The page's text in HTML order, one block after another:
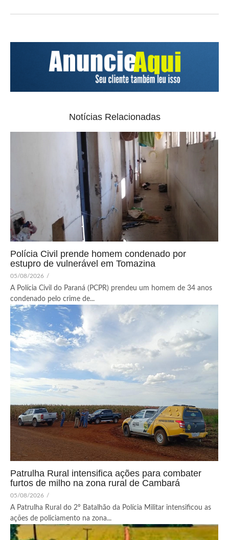
Notícias Relacionadas
Polícia Civil prende homem condenado por
estupro de vulnerável em Tomazina
05/08/2026 /
A Polícia Civil do Paraná (PCPR) prendeu um homem de 34 anos
condenado pelo crime de...
Patrulha Rural intensifica ações para combater
furtos de milho na zona rural de Cambará
05/08/2026 /
A Patrulha Rural do 2º Batalhão da Polícia Militar intensificou as
ações de policiamento na zona...